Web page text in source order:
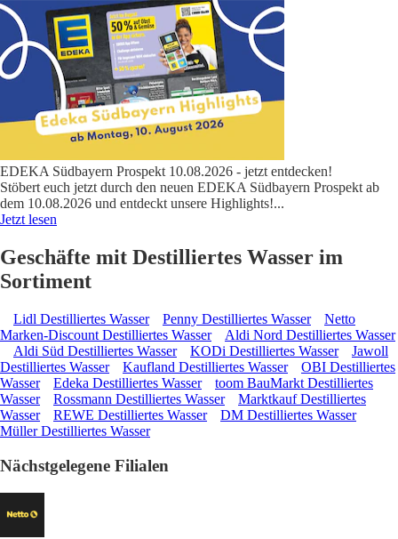
EDEKA Südbayern Prospekt 10.08.2026 - jetzt entdecken!
Stöbert euch jetzt durch den neuen EDEKA Südbayern Prospekt ab
dem 10.08.2026 und entdeckt unsere Highlights!...
Jetzt lesen
Geschäfte mit Destilliertes Wasser im
Sortiment
Lidl Destilliertes Wasser Penny Destilliertes Wasser
Netto
Marken-Discount Destilliertes Wasser
Aldi Nord Destilliertes Wasser
Aldi Süd Destilliertes Wasser
KODi Destilliertes Wasser
Jawoll
Destilliertes Wasser
Kaufland Destilliertes Wasser
OBI Destilliertes
Wasser
Edeka Destilliertes Wasser
toom BauMarkt Destilliertes
Wasser
Rossmann Destilliertes Wasser
Marktkauf Destilliertes
Wasser
REWE Destilliertes Wasser
DM Destilliertes Wasser
Müller Destilliertes Wasser
Nächstgelegene Filialen